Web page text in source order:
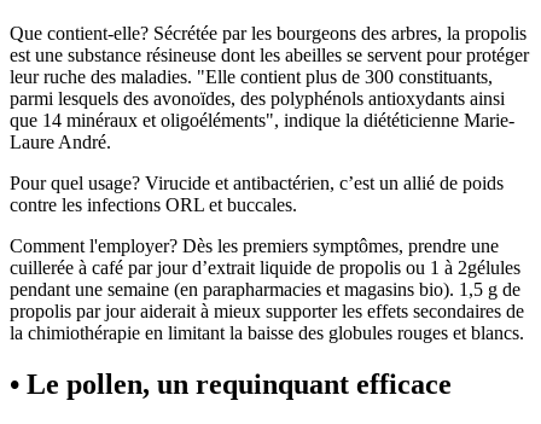
Que contient-elle? Sécrétée par les bourgeons des arbres, la propolis
est une substance résineuse dont les abeilles se servent pour protéger
leur ruche des maladies. "Elle contient plus de 300 constituants,
parmi lesquels des avonoïdes, des polyphénols antioxydants ainsi
que 14 minéraux et oligoéléments", indique la diététicienne Marie-
Laure André.
Pour quel usage? Virucide et antibactérien, c’est un allié de poids
contre les infections ORL et buccales.
Comment l'employer? Dès les premiers symptômes, prendre une
cuillerée à café par jour d’extrait liquide de propolis ou 1 à 2gélules
pendant une semaine (en parapharmacies et magasins bio). 1,5 g de
propolis par jour aiderait à mieux supporter les effets secondaires de
la chimiothérapie en limitant la baisse des globules rouges et blancs.
• Le pollen, un requinquant efficace